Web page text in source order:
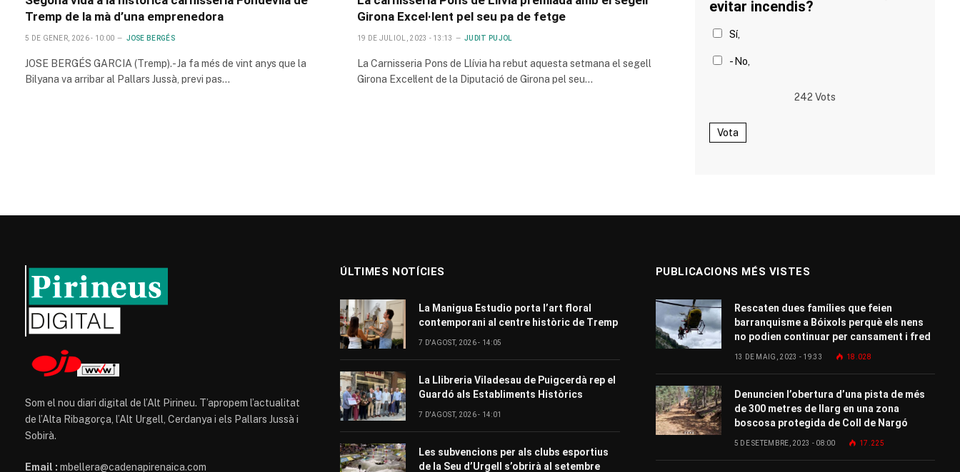
Tremp de la mà d’una emprenedora
5 DE GENER, 2026 - 10:00 JOSE BERGÉS
JOSE BERGÉS GARCIA (Tremp).- Ja fa més de vint anys que la
Bilyana va arribar al Pallars Jussà, previ pas…
Girona Excel·lent pel seu pa de fetge
19 DE JULIOL, 2023 - 13:13 JUDIT PUJOL
La Carnisseria Pons de Llívia ha rebut aquesta setmana el segell
Girona Excel·lent de la Diputació de Girona pel seu…
evitar incendis?
Sí,
- No,
242 Vots
Vota
Som el nou diari digital de l’Alt Pirineu. T’apropem l’actualitat
de l’Alta Ribagorça, l’Alt Urgell, Cerdanya i els Pallars Jussà i
Sobirà.
Email : mbellera@cadenapirenaica.com
ÚLTIMES NOTÍCIES
La Manigua Estudio porta l’art floral
contemporani al centre històric de Tremp
7 D'AGOST, 2026 - 14:05
La Llibreria Viladesau de Puigcerdà rep el
Guardó als Establiments Històrics
7 D'AGOST, 2026 - 14:01
Les subvencions per als clubs esportius
de la Seu d’Urgell s’obrirà al setembre
PUBLICACIONS MÉS VISTES
Rescaten dues famílies que feien
barranquisme a Bóixols perquè els nens
no podien continuar per cansament i fred
13 DE MAIG, 2023 - 19:33 18.028
Denuncien l’obertura d’una pista de més
de 300 metres de llarg en una zona
boscosa protegida de Coll de Nargó
5 DE SETEMBRE, 2023 - 08:00 17.225